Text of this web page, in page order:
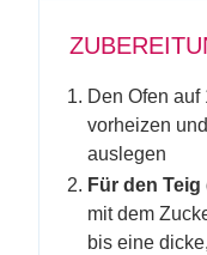
Den Ofen auf
vorheizen
auslegen
Für den Teig
mit dem
bis eine